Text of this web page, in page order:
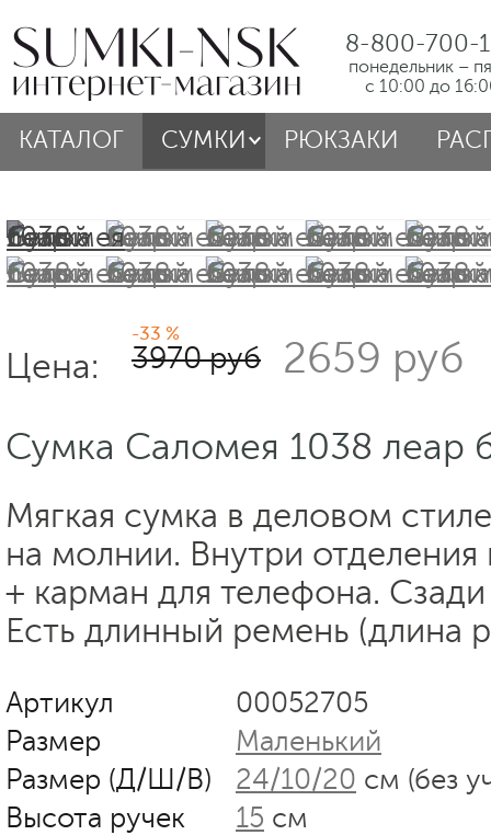
8-800-700-
понедельник –
с 10:00 до
КАТАЛОГ СУМКИ РЮКЗАКИ
Цена:
-33 %
3970 руб 2659 руб
Сумка Саломея 1038 леар
Мягкая сумка в деловом
на молнии. Внутри
+ карман для телефона.
Есть длинный ремень (длина
Артикул
00052705
Размер
Маленький
Размер (Д/Ш/В)
24/10/20 см (без
Высота ручек
15 см